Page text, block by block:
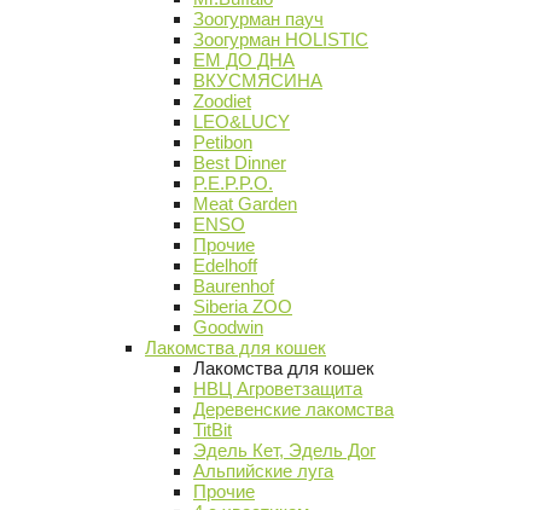
Зоогурман пауч
Зоогурман HOLISTIC
ЕМ ДО ДНА
ВКУСМЯСИНА
Zoodiet
LEO&LUCY
Petibon
Best Dinner
P.E.P.P.O.
Meat Garden
ENSO
Прочие
Edelhoff
Baurenhof
Siberia ZOO
Goodwin
Лакомства для кошек
Лакомства для кошек
НВЦ Агроветзащита
Деревенские лакомства
TitBit
Эдель Кет, Эдель Дог
Альпийские луга
Прочие